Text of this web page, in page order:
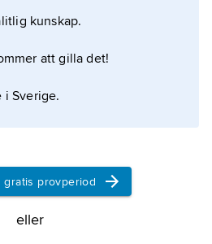
om artikeln
kunskap.
att gilla det!
i Sverige.
gratis provperiod
eller